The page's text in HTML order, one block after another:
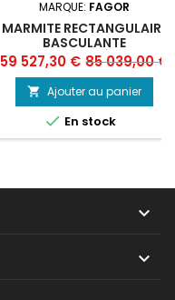
MARQUE: FAGOR
MARMITE RECTANGULAIRE
BASCULANTE
AUTOMATIQUE À VAPEUR
AVEC MÉLANGEUR ET
MONITEUR PLC, À
CHAUFFAGE INDIRECT
FAGOR MRBIV-500 M
Prix
59 527,30 € Prix
de
base
85 039,00 €
 Ajouter au panier
 En stock

